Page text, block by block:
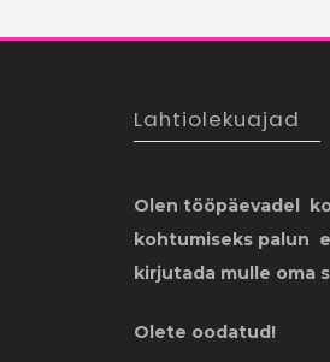
Lahtiolekuajad
Olen tööpäevadel
kohtumiseks palun
kirjutada mulle oma
Olete oodatud!